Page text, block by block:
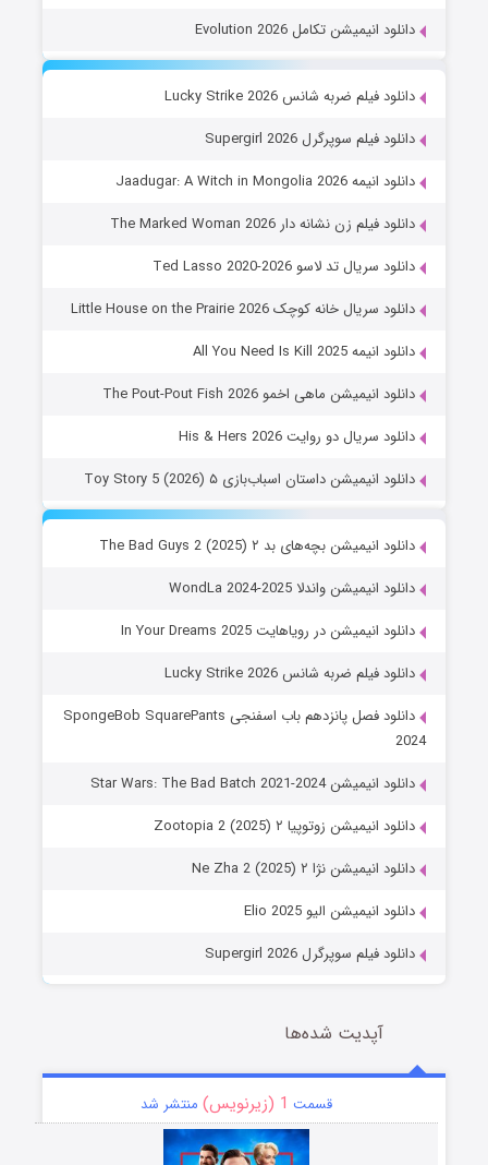
دانلود انیمیشن تکامل Evolution 2026
دانلود فیلم ضربه شانس Lucky Strike 2026
دانلود فیلم سوپرگرل Supergirl 2026
دانلود انیمه Jaadugar: A Witch in Mongolia 2026
دانلود فیلم زن نشانه دار The Marked Woman 2026
دانلود سریال تد لاسو Ted Lasso 2020-2026
دانلود سریال خانه کوچک Little House on the Prairie 2026
دانلود انیمه All You Need Is Kill 2025
دانلود انیمیشن ماهی اخمو The Pout-Pout Fish 2026
دانلود سریال دو روایت His & Hers 2026
دانلود انیمیشن داستان اسباب‌بازی ۵ Toy Story 5 (2026)
دانلود انیمیشن بچه‌های بد ۲ The Bad Guys 2 (2025)
دانلود انیمیشن واندلا WondLa 2024-2025
دانلود انیمیشن در رویاهایت In Your Dreams 2025
دانلود فیلم ضربه شانس Lucky Strike 2026
دانلود فصل پانزدهم باب اسفنجی SpongeBob SquarePants
2024
دانلود انیمیشن Star Wars: The Bad Batch 2021-2024
دانلود انیمیشن زوتوپیا ۲ Zootopia 2 (2025)
دانلود انیمیشن نژا ۲ Ne Zha 2 (2025)
دانلود انیمیشن الیو Elio 2025
دانلود فیلم سوپرگرل Supergirl 2026
آپدیت شده‌ها
قسمت 1 (زیرنویس) منتشر شد